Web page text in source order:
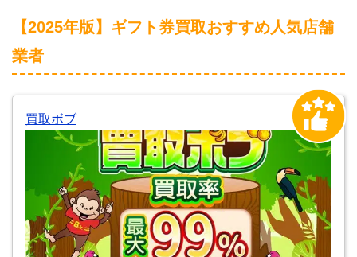
【2025年版】ギフト券買取おすすめ人気店舗
業者
買取ボブ